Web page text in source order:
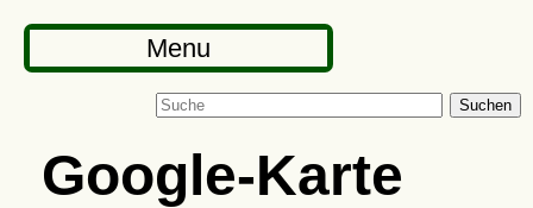
Menu
Suchen
Google-Karte